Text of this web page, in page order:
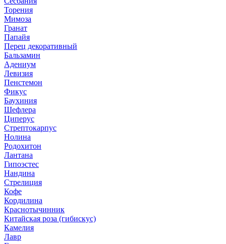
Торения
Мимоза
Гранат
Папайя
Перец декоративный
Бальзамин
Адениум
Левизия
Пенстемон
Фикус
Баухиния
Шефлера
Циперус
Стрептокарпус
Нолина
Родохитон
Лантана
Гипоэстес
Нандина
Стрелиция
Кофе
Кордилина
Краснотычинник
Китайская роза (гибискус)
Камелия
Лавр